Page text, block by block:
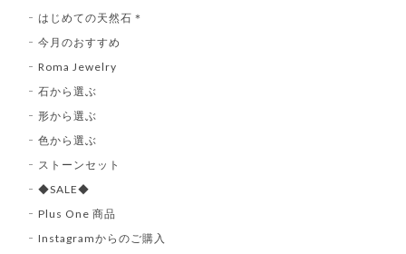
はじめての天然石＊
今月のおすすめ
Roma Jewelry
石から選ぶ
形から選ぶ
色から選ぶ
ストーンセット
◆SALE◆
Plus One 商品
Instagramからのご購入